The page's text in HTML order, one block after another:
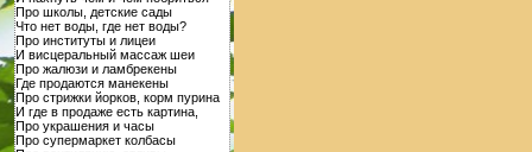
Про школы, детские сады
Что нет воды, где нет воды?
Про институты и лицеи
И висцеральный массаж шеи
Про жалюзи и ламбрекены
Где продаются манекены
Про стрижки йорков, корм пурина
И где в продаже есть картина,
Про украшения и часы
Про супермаркет колбасы